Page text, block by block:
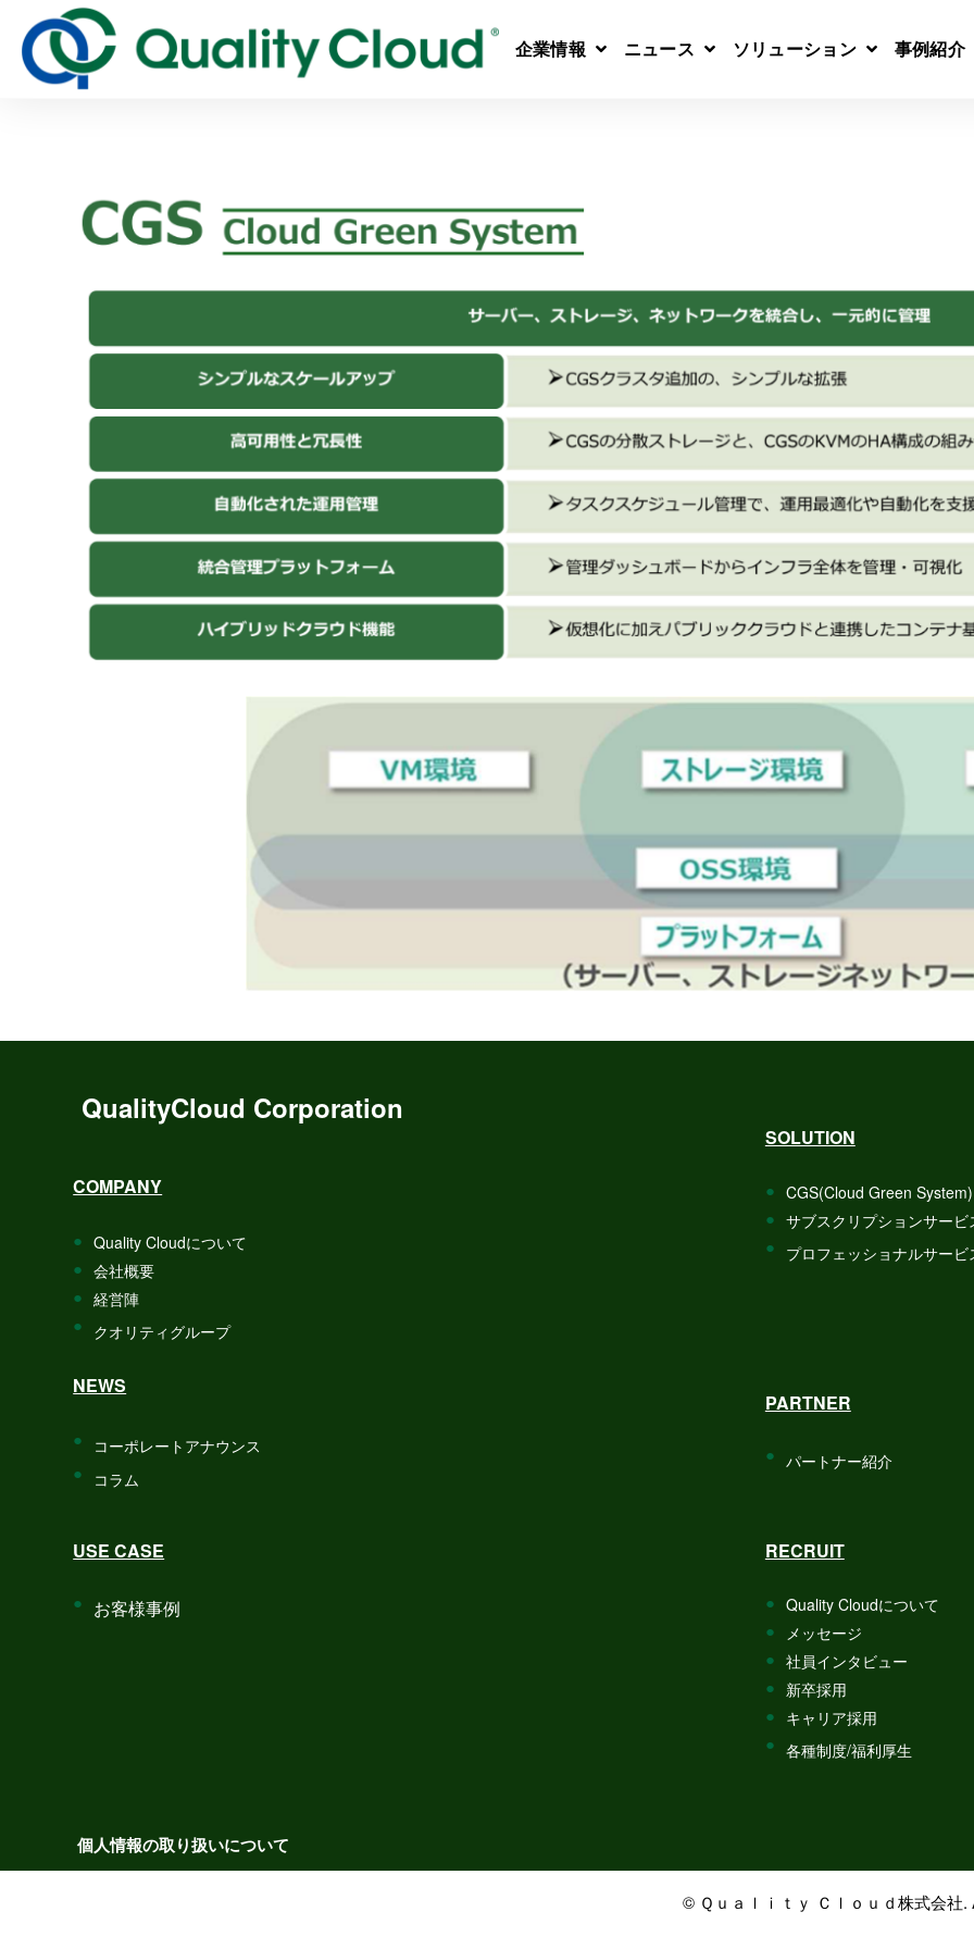
企業情報 ニュース ソリューション 事例紹介
QualityCloud Corporation
COMPANY
Quality Cloudについて
会社概要
経営陣
クオリティグループ
NEWS
コーポレートアナウンス
コラム
SOLUTION
CGS(Cloud Green System)
サブスクリプションサービ
プロフェッショナルサービ
PARTNER
パートナー紹介
USE CASE
お客様事例
RECRUIT
Quality Cloudについて
メッセージ
社員インタビュー
新卒採用
キャリア採用
各種制度/福利厚生
個人情報の取り扱いについて
© Ｑｕａｌｉｔｙ Ｃｌｏｕｄ株式会社